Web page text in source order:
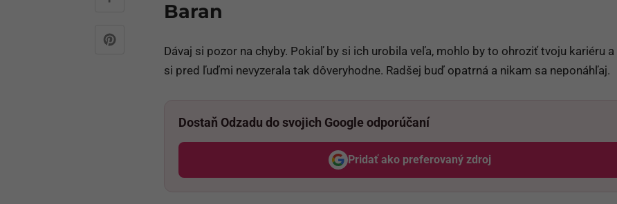
Baran
Dávaj si pozor na chyby. Pokiaľ by si ich urobila veľa, mohlo by to ohroziť tvoju kariéru a
si pred ľuďmi nevyzerala tak dôveryhodne. Radšej buď opatrná a nikam sa neponáhľaj.
Dostaň Odzadu do svojich Google odporúčaní
Pridať ako preferovaný zdroj
Odzadu, odkaz sa otvorí v novom okne